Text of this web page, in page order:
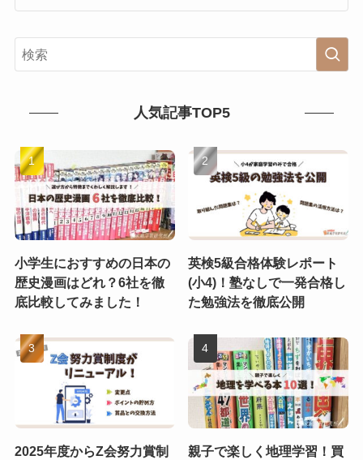
人気記事TOP5
小学生におすすめの日本の
歴史漫画はどれ？6社を徹
底比較してみました！
英検5級合格体験レポート
(小4)！塾なしで一発合格し
た勉強法を徹底公開
2025年度からZ会努力賞制
親子で楽しく地理学習！買